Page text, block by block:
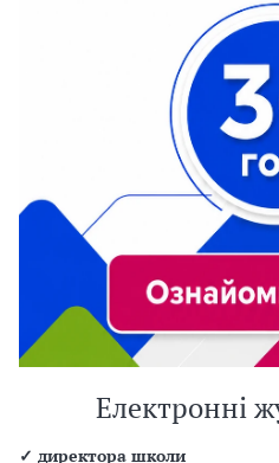
Електронні
✓ директора школи